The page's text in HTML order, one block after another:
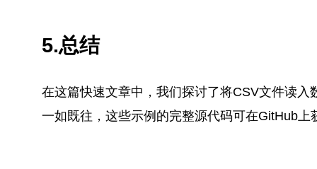
5.总结
在这篇快速文章中，我们探讨了将CSV文件读入
一如既往，这些示例的完整源代码可在GitHub上